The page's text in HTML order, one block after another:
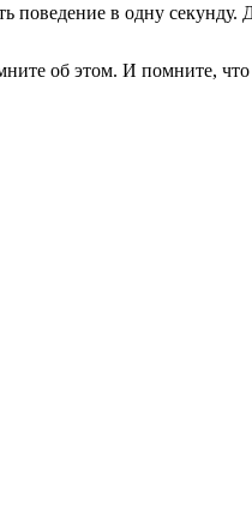
поведение в одну
об этом. И помните, что